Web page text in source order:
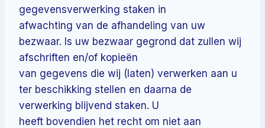
gegevensverwerking staken in
afwachting van de afhandeling van uw
bezwaar. Is uw bezwaar gegrond dat zullen wij
afschriften en/of kopieën
van gegevens die wij (laten) verwerken aan u
ter beschikking stellen en daarna de
verwerking blijvend staken. U
heeft bovendien het recht om niet aan